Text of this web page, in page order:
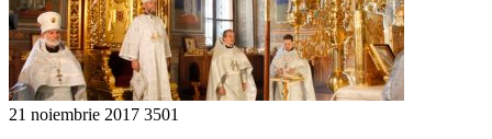
21 noiembrie 2017 3501